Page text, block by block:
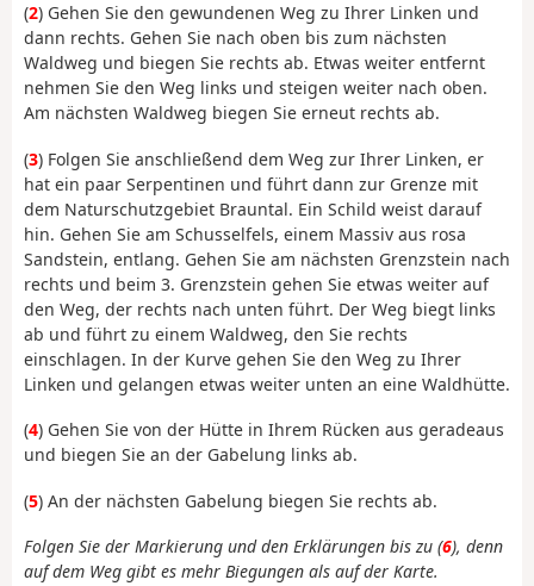
(2) Gehen Sie den gewundenen Weg zu Ihrer Linken und
dann rechts. Gehen Sie nach oben bis zum nächsten
Waldweg und biegen Sie rechts ab. Etwas weiter entfernt
nehmen Sie den Weg links und steigen weiter nach oben.
Am nächsten Waldweg biegen Sie erneut rechts ab.
(3) Folgen Sie anschließend dem Weg zur Ihrer Linken, er
hat ein paar Serpentinen und führt dann zur Grenze mit
dem Naturschutzgebiet Brauntal. Ein Schild weist darauf
hin. Gehen Sie am Schusselfels, einem Massiv aus rosa
Sandstein, entlang. Gehen Sie am nächsten Grenzstein nach
rechts und beim 3. Grenzstein gehen Sie etwas weiter auf
den Weg, der rechts nach unten führt. Der Weg biegt links
ab und führt zu einem Waldweg, den Sie rechts
einschlagen. In der Kurve gehen Sie den Weg zu Ihrer
Linken und gelangen etwas weiter unten an eine Waldhütte.
(4) Gehen Sie von der Hütte in Ihrem Rücken aus geradeaus
und biegen Sie an der Gabelung links ab.
(5) An der nächsten Gabelung biegen Sie rechts ab.
Folgen Sie der Markierung und den Erklärungen bis zu (6), denn
auf dem Weg gibt es mehr Biegungen als auf der Karte.